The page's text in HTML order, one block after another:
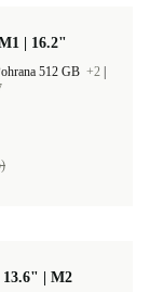
| 16.2"
512 GB +2
13.6" | M2